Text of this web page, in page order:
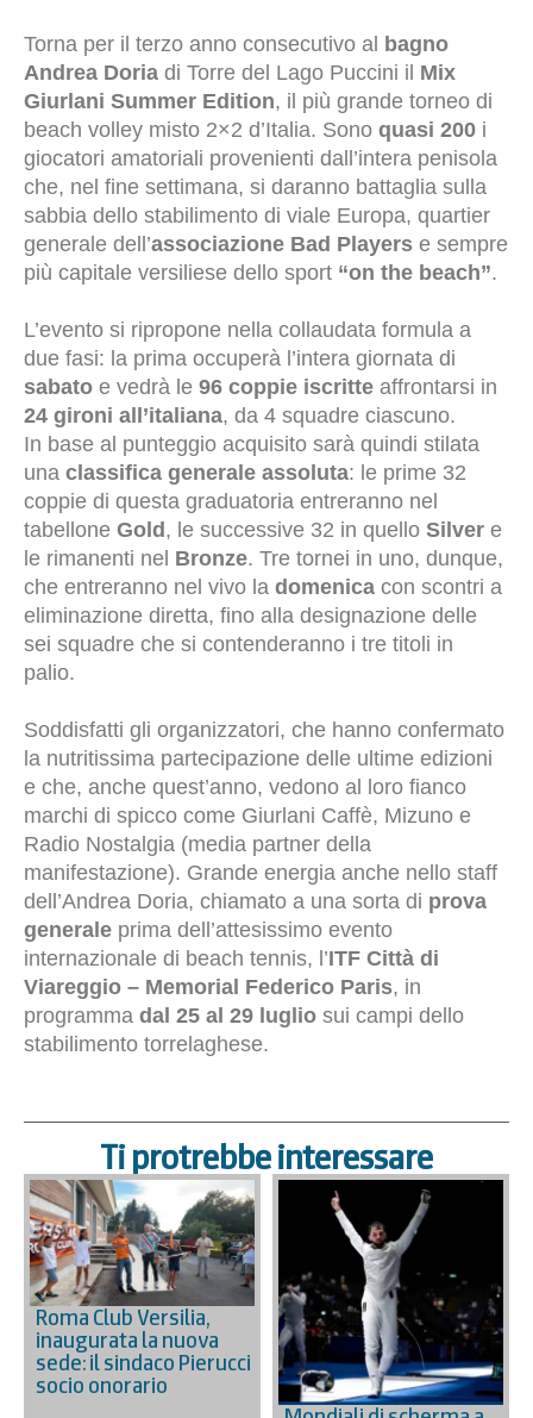
Torna per il terzo anno consecutivo al bagno
Andrea Doria di Torre del Lago Puccini il Mix
Giurlani Summer Edition, il più grande torneo di
beach volley misto 2×2 d’Italia. Sono quasi 200 i
giocatori amatoriali provenienti dall’intera penisola
che, nel fine settimana, si daranno battaglia sulla
sabbia dello stabilimento di viale Europa, quartier
generale dell’associazione Bad Players e sempre
più capitale versiliese dello sport “on the beach”.
L’evento si ripropone nella collaudata formula a
due fasi: la prima occuperà l’intera giornata di
sabato e vedrà le 96 coppie iscritte affrontarsi in
24 gironi all’italiana, da 4 squadre ciascuno.
In base al punteggio acquisito sarà quindi stilata
una classifica generale assoluta: le prime 32
coppie di questa graduatoria entreranno nel
tabellone Gold, le successive 32 in quello Silver e
le rimanenti nel Bronze. Tre tornei in uno, dunque,
che entreranno nel vivo la domenica con scontri a
eliminazione diretta, fino alla designazione delle
sei squadre che si contenderanno i tre titoli in
palio.
Soddisfatti gli organizzatori, che hanno confermato
la nutritissima partecipazione delle ultime edizioni
e che, anche quest’anno, vedono al loro fianco
marchi di spicco come Giurlani Caffè, Mizuno e
Radio Nostalgia (media partner della
manifestazione). Grande energia anche nello staff
dell’Andrea Doria, chiamato a una sorta di prova
generale prima dell’attesissimo evento
internazionale di beach tennis, l’ITF Città di
Viareggio – Memorial Federico Paris, in
programma dal 25 al 29 luglio sui campi dello
stabilimento torrelaghese.
Ti protrebbe interessare
Roma Club Versilia,
inaugurata la nuova
sede: il sindaco Pierucci
socio onorario